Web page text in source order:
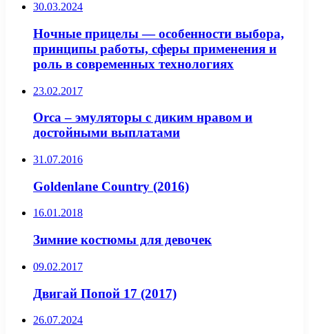
30.03.2024
Ночные прицелы — особенности выбора,
принципы работы, сферы применения и
роль в современных технологиях
23.02.2017
Orca – эмуляторы с диким нравом и
достойными выплатами
31.07.2016
Goldenlane Country (2016)
16.01.2018
Зимние костюмы для девочек
09.02.2017
Двигай Попой 17 (2017)
26.07.2024